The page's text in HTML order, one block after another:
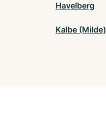
Havelberg
Kalbe (Milde)